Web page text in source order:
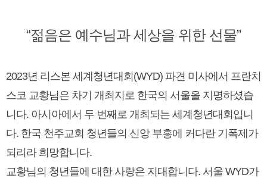
“젊음은 예수님과 세상을 위한 선물”
2023년 리스본 세계청년대회(WYD) 파견 미사에서 프란치
스코 교황님은 차기 개최지로 한국의 서울을 지명하셨습
니다. 아시아에서 두 번째로 개최되는 세계청년대회입니
다. 한국 천주교회 청년들의 신앙 부흥에 커다란 기폭제가
되리라 희망합니다.
교황님의 청년들에 대한 사랑은 지대합니다. 서울 WYD가